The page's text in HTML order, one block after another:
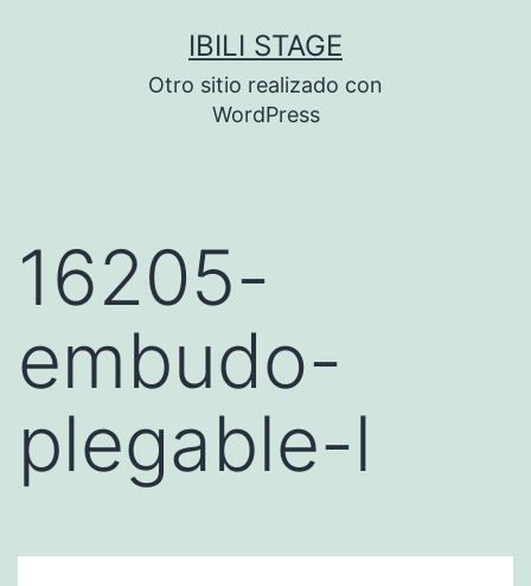
IBILI STAGE
Otro sitio realizado con
WordPress
16205-
embudo-
plegable-l